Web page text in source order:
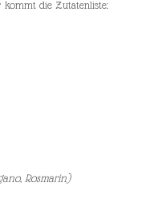
die Zutatenliste:
Rosmarin)